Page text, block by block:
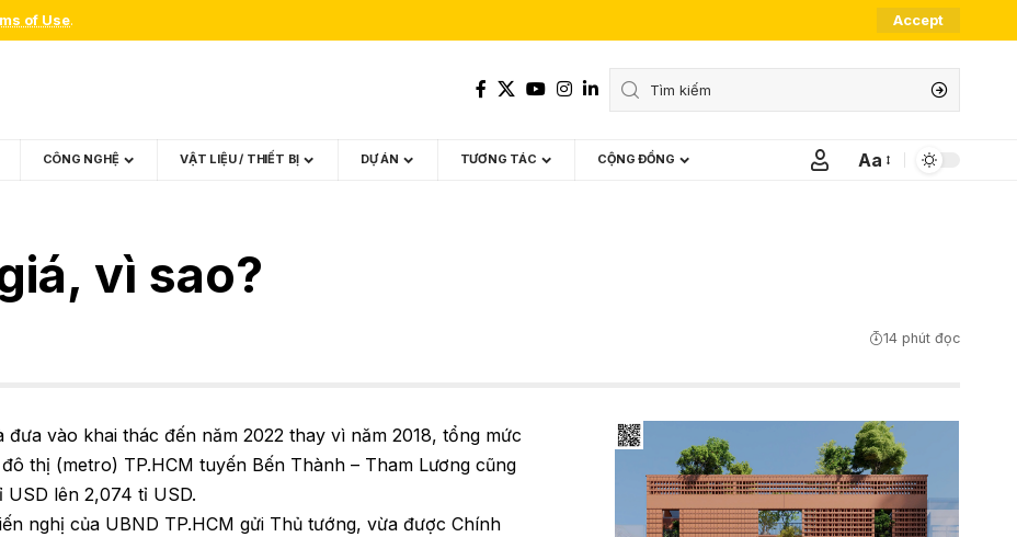
of Use. Accept
CÔNG NGHỆ VẬT LIỆU / THIẾT BỊ DỰ ÁN TƯƠNG TÁC CỘNG ĐỒNG
Font
Aa
vì sao?
14 phút đọc
vào khai thác đến năm 2022 thay vì năm 2018, tổng mức
thị (metro) TP.HCM tuyến Bến Thành – Tham Lương cũng
USD lên 2,074 tỉ USD.
nghị của UBND TP.HCM gửi Thủ tướng, vừa được Chính